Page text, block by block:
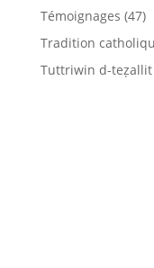
Témoignages (47)
Tradition
Tuttriwin d-teẓallit